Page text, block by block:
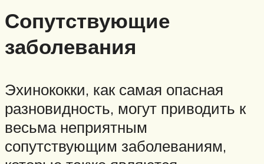
Сопутствующие
заболевания
Эхинококки, как самая опасная
разновидность, могут приводить к
весьма неприятным
сопутствующим заболеваниям,